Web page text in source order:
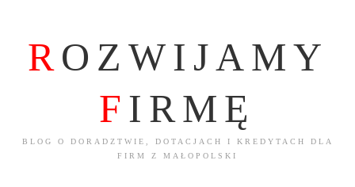
ROZWIJAMY
F IRMĘ
BLOG O DORADZTWIE, DOTACJACH I KREDYTACH DLA
FIRM Z MAŁOPOLSKI